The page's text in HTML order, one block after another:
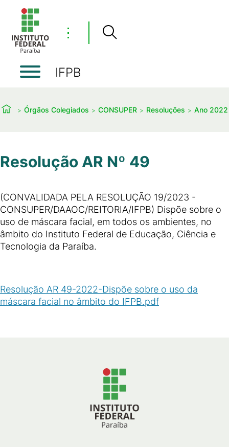
⋮
IFPB
Órgãos Colegiados CONSUPER Resoluções Ano 2022
Resolução AR Nº 49
(CONVALIDADA PELA RESOLUÇÃO 19/2023 -
CONSUPER/DAAOC/REITORIA/IFPB) Dispõe sobre o
uso de máscara facial, em todos os ambientes, no
âmbito do Instituto Federal de Educação, Ciência e
Tecnologia da Paraíba.
Resolução AR 49-2022-Dispõe sobre o uso da
máscara facial no âmbito do IFPB.pdf